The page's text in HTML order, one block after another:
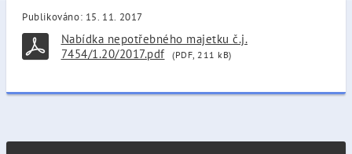
Publikováno: 15. 11. 2017
Nabídka nepotřebného majetku č.j.
7454/1.20/2017.pdf
(PDF, 211 kB)